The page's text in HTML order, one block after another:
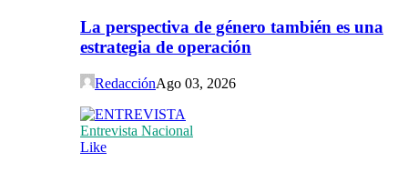
La perspectiva de género también es una
estrategia de operación
RedacciónAgo 03, 2026
Entrevista Nacional
Like